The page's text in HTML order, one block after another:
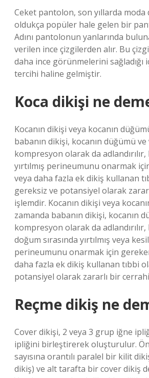
Ceket pantolon, son yıllarda moda
oldukça popüler hale gelen bir
Adını pantolonun yanlarında
verilen ince çizgilerden alır. Bu
daha ince görünmelerini sağladığı
tercihi haline gelmiştir.
Koca dikişi ne
Kocanın dikişi veya kocanın
babanın dikişi, kocanın düğümü
kompresyon olarak da adlandırılır,
yırtılmış perineumunu onarmak
veya daha fazla ek dikiş kullanan
gereksiz ve potansiyel olarak
işlemdir. Kocanın dikişi veya
zamanda babanın dikişi, kocanın
kompresyon olarak da adlandırılır,
doğum sırasında yırtılmış veya
perineumunu onarmak için
daha fazla ek dikiş kullanan tıbbi
potansiyel olarak zararlı bir
Reçme dikiş ne
Cover dikişi, 2 veya 3 grup iğne
ipliğini birleştirerek oluşturulur.
sayısına orantılı paralel bir kilit
dikiş) ve alt tarafta bir cover dikiş